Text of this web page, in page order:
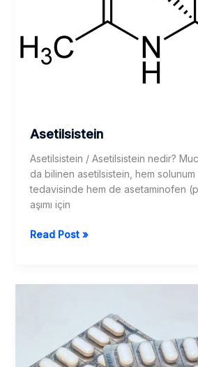
Asetilsistein
Asetilsistein / Asetilsistein nedir?
da bilinen asetilsistein, hem solunum
tedavisinde hem de asetaminofen
aşımı için
Asetilsistein
Read Post »